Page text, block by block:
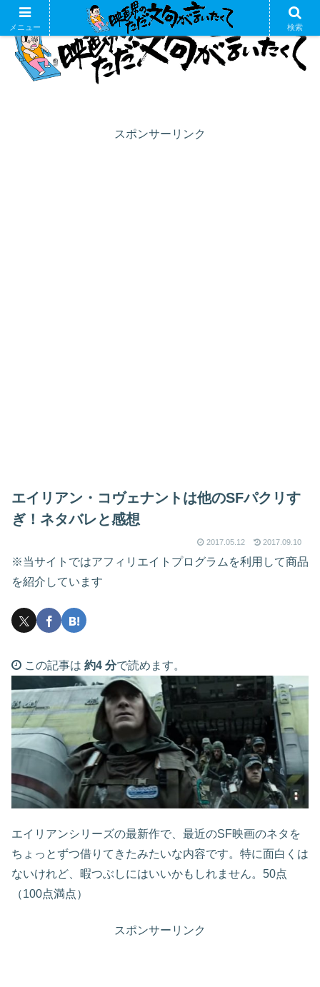
スポンサーリンク
エイリアン・コヴェナントは他のSFパクリす
ぎ！ネタバレと感想
2017.05.12 2017.09.10
※当サイトではアフィリエイトプログラムを利用して商品
を紹介しています
この記事は 約4 分で読めます。
エイリアンシリーズの最新作で、最近のSF映画のネタを
ちょっとずつ借りてきたみたいな内容です。特に面白くは
ないけれど、暇つぶしにはいいかもしれません。50点
（100点満点）
スポンサーリンク
メニュー 検索